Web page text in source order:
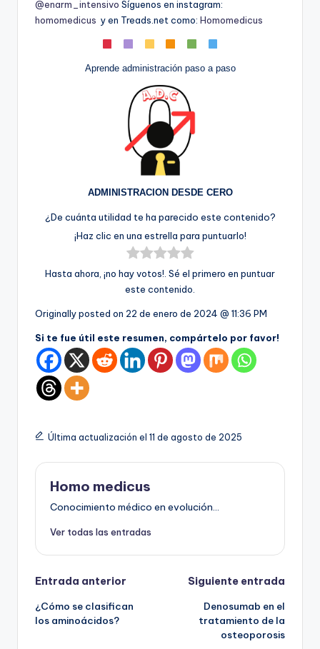
@enarm_intensivo Síguenos en instagram:
homomedicus y en Treads.net como: Homomedicus
Aprende administración paso a paso
ADMINISTRACION DESDE CERO
¿De cuánta utilidad te ha parecido este contenido?
¡Haz clic en una estrella para puntuarlo!
Hasta ahora, ¡no hay votos!. Sé el primero en puntuar
este contenido.
Originally posted on 22 de enero de 2024 @ 11:36 PM
Si te fue útil este resumen, compártelo por favor!
Última actualización el 11 de agosto de 2025
Homo medicus
Conocimiento médico en evolución...
Ver todas las entradas
Navegación
de
Entrada anterior
¿Cómo se clasifican
los aminoácidos?
Siguiente entrada
Denosumab en el
tratamiento de la
osteoporosis